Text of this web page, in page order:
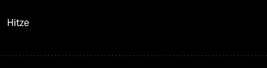
Hitze